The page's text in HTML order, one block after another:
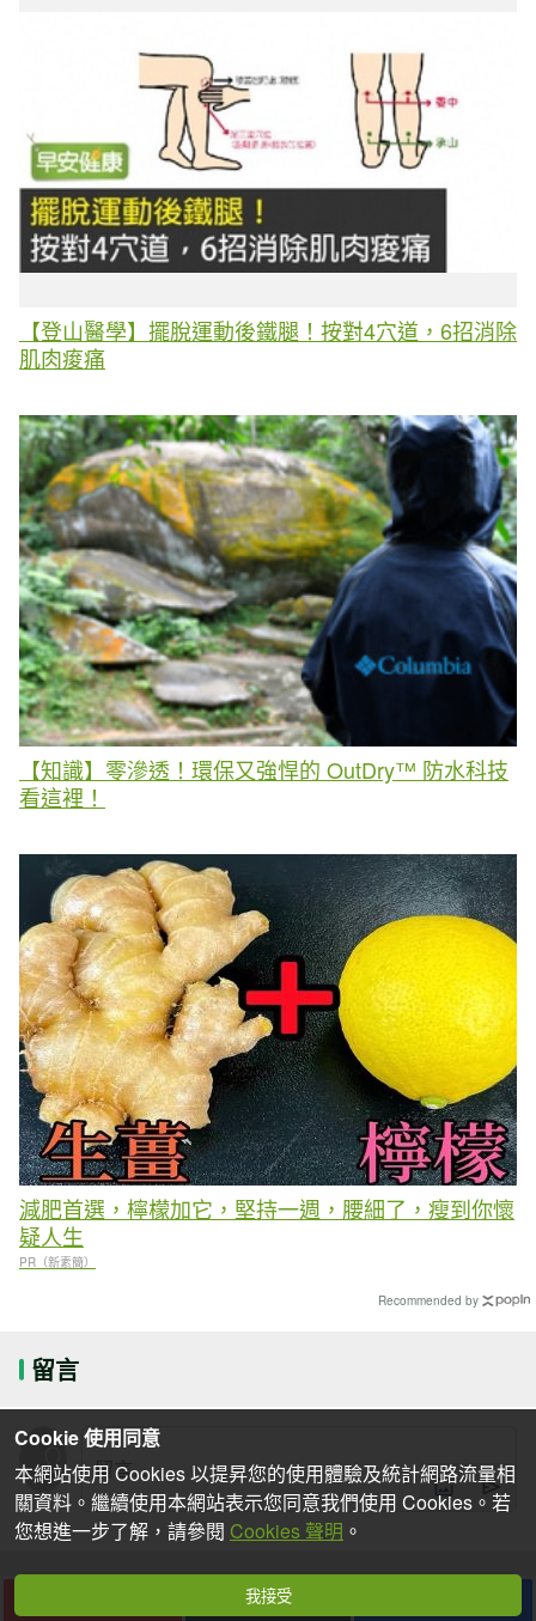
【登山醫學】擺脫運動後鐵腿！按對4穴道，6招消除
肌肉痠痛
【知識】零滲透！環保又強悍的 OutDry™ 防水科技
看這裡！
減肥首選，檸檬加它，堅持一週，腰細了，瘦到你懷
疑人生
PR（新素簡）
Recommended by
留言
下一篇
Cookie 使用同意
本網站使用 Cookies 以提昇您的使用體驗及統計網路流量相
關資料。繼續使用本網站表示您同意我們使用 Cookies。若
您想進一步了解，請參閱 Cookies 聲明 。
我接受